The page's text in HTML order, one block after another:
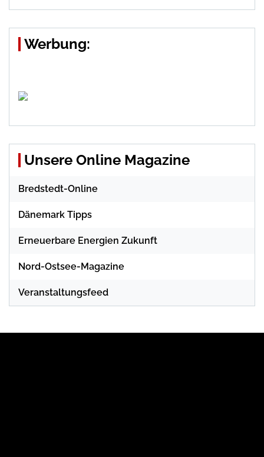
Werbung:
Unsere Online Magazine
Bredstedt-Online
Dänemark Tipps
Erneuerbare Energien Zukunft
Nord-Ostsee-Magazine
Veranstaltungsfeed